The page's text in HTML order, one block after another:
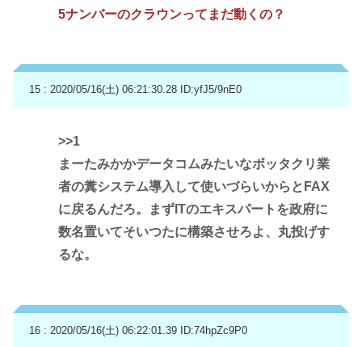
5ナンバーのクラウンってまだ動くの？
15 : 2020/05/16(土) 06:21:30.28 ID:yfJ5/9nE0
>>1
まーたみかかデータコムみたいなボッタクリ業
者の糞システム導入して使いづらいからとFAX
に戻るんだろ。まずITのエキスパートを政府に
数名置いてそいつたに構築させろよ、丸投げす
るな。
16 : 2020/05/16(土) 06:22:01.39 ID:74hpZc9P0